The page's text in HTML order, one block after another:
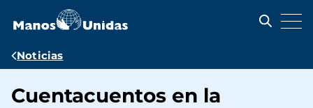
contenido
Ruta
navegación
Noticias
Cuentacuentos en la